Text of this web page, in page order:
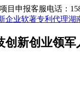
项目申报客服电话：
企业软著专利代理湖
创新创业领